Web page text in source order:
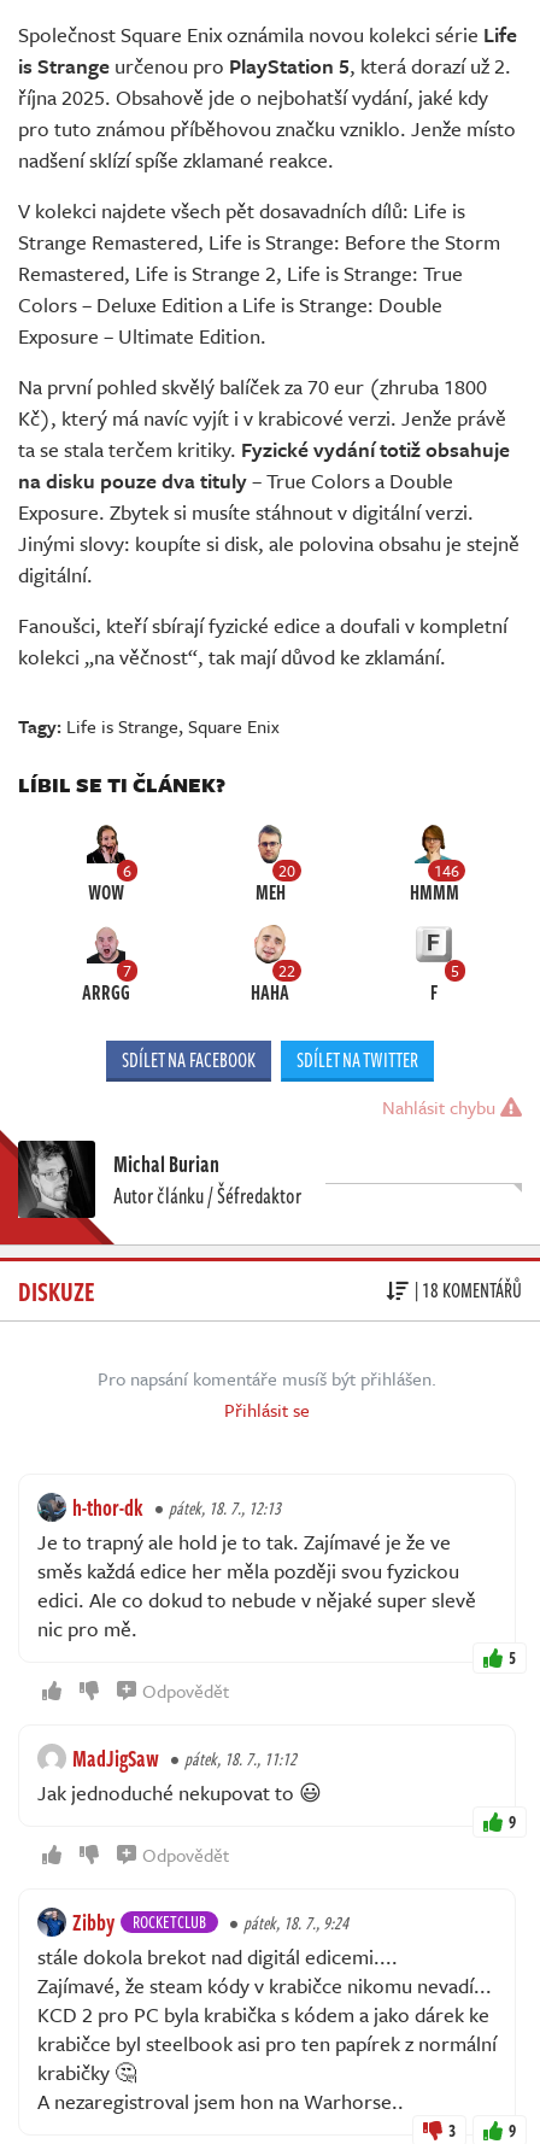
Živě
Společnost Square Enix oznámila novou kolekci série Life
is Strange určenou pro PlayStation 5, která dorazí už 2.
října 2025. Obsahově jde o nejbohatší vydání, jaké kdy
pro tuto známou příběhovou značku vzniklo. Jenže místo
nadšení sklízí spíše zklamané reakce.
V kolekci najdete všech pět dosavadních dílů: Life is
Strange Remastered, Life is Strange: Before the Storm
Remastered, Life is Strange 2, Life is Strange: True
Colors – Deluxe Edition a Life is Strange: Double
Exposure – Ultimate Edition.
Na první pohled skvělý balíček za 70 eur (zhruba 1800
Kč), který má navíc vyjít i v krabicové verzi. Jenže právě
ta se stala terčem kritiky. Fyzické vydání totiž obsahuje
na disku pouze dva tituly– True Colors a Double
Exposure. Zbytek si musíte stáhnout v digitální verzi.
Jinými slovy: koupíte si disk, ale polovina obsahu je stejně
digitální.
Fanoušci, kteří sbírají fyzické edice a doufali v kompletní
kolekci „na věčnost“, tak mají důvod ke zklamání.
Tagy: Life is Strange,Square Enix
LÍBIL SE TI ČLÁNEK?
6
WOW
20
MEH
146
HMMM
7
ARRGG
22
HAHA
5
F
SDÍLET NA FACEBOOK SDÍLET NA TWITTER
Nahlásit chybu
Michal Burian
Autor článku / Šéfredaktor
DISKUZE | 18 KOMENTÁŘŮ
Pro napsání komentáře musíš být přihlášen.
Přihlásit se
h-thor-dk pátek, 18. 7., 12:13
Je to trapný ale hold je to tak. Zajímavé je že ve
směs každá edice her měla později svou fyzickou
edici. Ale co dokud to nebude v nějaké super slevě
nic pro mě.
5
Odpovědět
MadJigSaw pátek, 18. 7., 11:12
Jak jednoduché nekupovat to 😃
9
Odpovědět
Zibby ROCKETCLUB pátek, 18. 7., 9:24
stále dokola brekot nad digitál edicemi....
Zajímavé, že steam kódy v krabičce nikomu nevadí...
KCD 2 pro PC byla krabička s kódem a jako dárek ke
krabičce byl steelbook asi pro ten papírek z normální
krabičky 🤔
A nezaregistroval jsem hon na Warhorse..
3 9